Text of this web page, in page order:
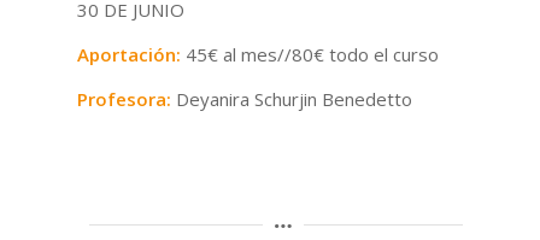
30 DE JUNIO
Aportación: 45€ al mes//80€ todo el curso
Profesora: Deyanira Schurjin Benedetto